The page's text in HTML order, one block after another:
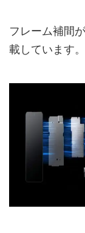
フレーム補間
載しています。